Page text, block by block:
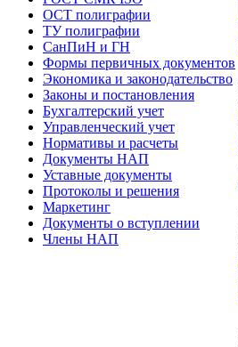
ОСТ полиграфии
ТУ полиграфии
СанПиН и ГН
Формы первичных документов
Экономика и законодательство
Законы и постановления
Бухгалтерский учет
Управленческий учет
Нормативы и расчеты
Документы НАП
Уставные документы
Протоколы и решения
Маркетинг
Документы о вступлении
Члены НАП